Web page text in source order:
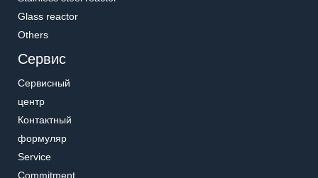
Glass reactor
Others
Сервис
Сервисный
центр
Контактный
формуляр
Service
Commitment